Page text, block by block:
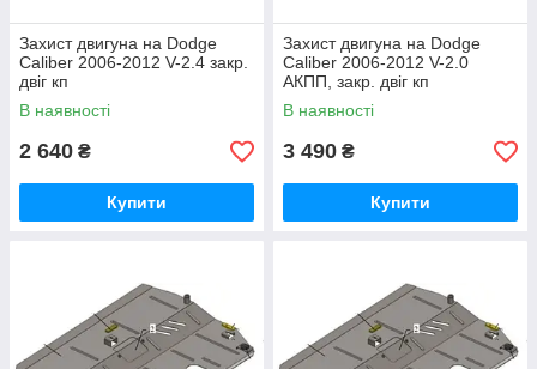
Захист двигуна на Dodge
Caliber 2006-2012 V-2.4 закр.
двіг кп
В наявності
2 640 ₴
Купити
Захист двигуна на Dodge
Caliber 2006-2012 V-2.0
АКПП, закр. двіг кп
В наявності
3 490 ₴
Купити